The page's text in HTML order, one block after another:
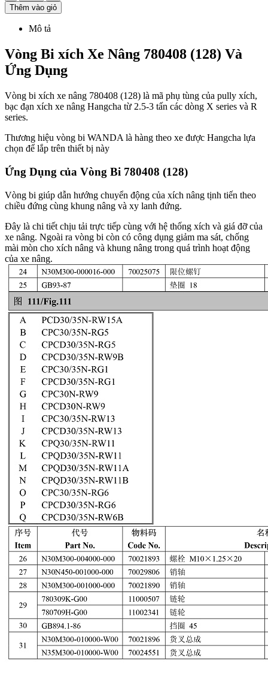
Thêm vào giỏ
Mô tả
Vòng Bi xích Xe Nâng 780408 (128) Và
Ứng Dụng
Vòng bi xích xe nâng 780408 (128) là mã phụ tùng của pully xích,
bạc đạn xích xe nâng Hangcha từ 2.5-3 tấn các dòng X series và R
series.
Thương hiệu vòng bi WANDA là hàng theo xe được Hangcha lựa
chọn để lắp trên thiết bị này
Ứng Dụng của Vòng Bi 780408 (128)
Vòng bi giúp dẫn hướng chuyển động của xích nâng tịnh tiến theo
chiều đứng cùng khung nâng và xy lanh đứng.
Đây là chi tiết chịu tải trực tiếp cùng với hệ thống xích và giá đỡ của
xe nâng. Ngoài ra vòng bi còn có công dụng giảm ma sát, chống
mài mòn cho xích nâng và khung nâng trong quá trình hoạt động
của xe nâng.